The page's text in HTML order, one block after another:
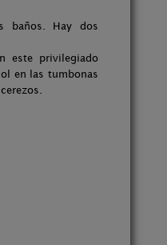
baños. Hay dos
este privilegiado
en las tumbonas